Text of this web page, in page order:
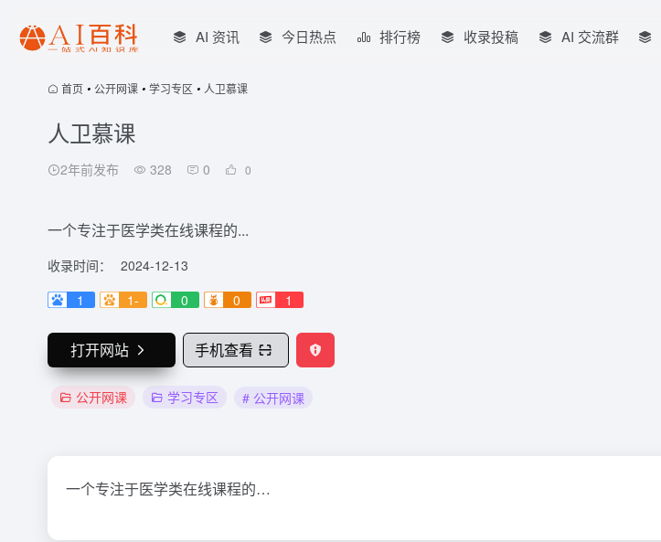
AI 资讯 今日热点 排行榜 收录投稿 AI 交流群
首页 • 公开网课 • 学习专区 • 人卫慕课
人卫慕课
2年前发布 328 0 0
一个专注于医学类在线课程的...
收录时间：
2024-12-13
1
1- 0 0 1
打开网站 手机查看
公开网课 学习专区 # 公开网课
一个专注于医学类在线课程的…